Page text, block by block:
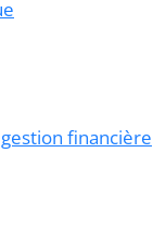
financière